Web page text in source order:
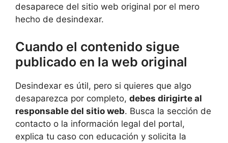
desaparece del sitio web original por el mero
hecho de desindexar.
Cuando el contenido sigue
publicado en la web original
Desindexar es útil, pero si quieres que algo
desaparezca por completo, debes dirigirte al
responsable del sitio web. Busca la sección de
contacto o la información legal del portal,
explica tu caso con educación y solicita la